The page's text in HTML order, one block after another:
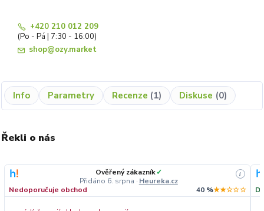
+420 210 012 209
(Po - Pá | 7:30 - 16:00)
shop@ozy.market
Info Parametry Recenze 1 Diskuse 0
Řekli o nás
Ověřený zákazník✓
Přidáno 6. srpna · Heureka.cz
i
Nedoporučuje obchod 40 %★★☆☆☆